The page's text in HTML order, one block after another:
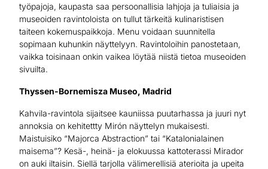
työpajoja, kaupasta saa persoonallisia lahjoja ja tuliaisia ja
museoiden ravintoloista on tullut tärkeitä kulinaristisen
taiteen kokemuspaikkoja. Menu voidaan suunnitella
sopimaan kuhunkin näyttelyyn. Ravintoloihin panostetaan,
vaikka toisinaan onkin vaikea löytää niistä tietoa museoiden
sivuilta.
Thyssen-Bornemisza Museo, Madrid
Kahvila-ravintola sijaitsee kauniissa puutarhassa ja juuri nyt
annoksia on kehitettty Mirón näyttelyn mukaisesti.
Maistuisiko “Majorca Abstraction” tai “Katalonialainen
maisema”? Kesä-, heinä- ja elokuussa kattoterassi Mirador
on auki iltaisin. Siellä tarjolla välimerellisiä aterioita ja upeita